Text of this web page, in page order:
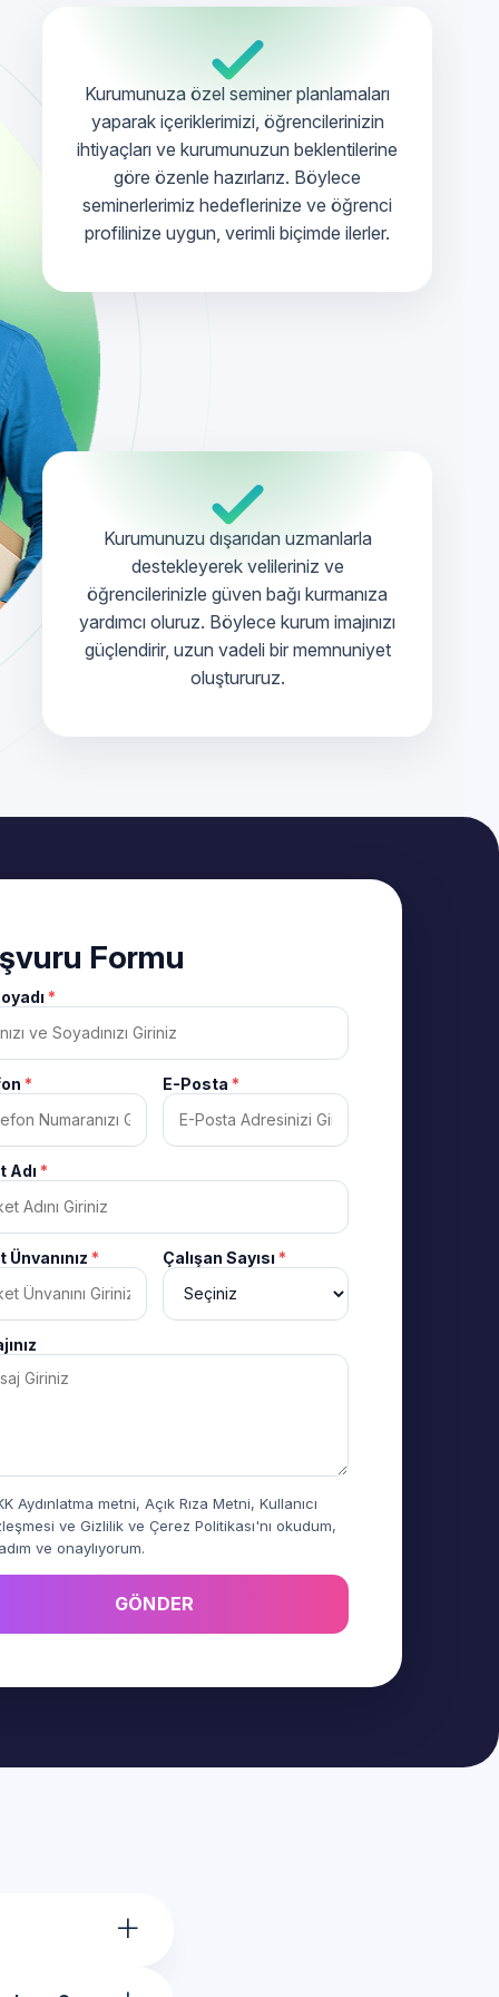
Kurumunuza özel seminer planlamaları
yaparak içeriklerimizi, öğrencilerinizin
ihtiyaçları ve kurumunuzun beklentilerine
göre özenle hazırlarız. Böylece
seminerlerimiz hedeflerinize ve öğrenci
profilinize uygun, verimli biçimde ilerler.
Kurumunuzu dışarıdan uzmanlarla
destekleyerek velileriniz ve
öğrencilerinizle güven bağı kurmanıza
yardımcı oluruz. Böylece kurum imajınızı
güçlendirir, uzun vadeli bir memnuniyet
oluştururuz.
Formu
*
* E-Posta *
Adı *
Ünvanınız * Çalışan Sayısı *
Aydınlatma metni, Açık Rıza Metni, Kullanıcı
ve Gizlilik ve Çerez Politikası'nı okudum,
ve onaylıyorum.
GÖNDER
+